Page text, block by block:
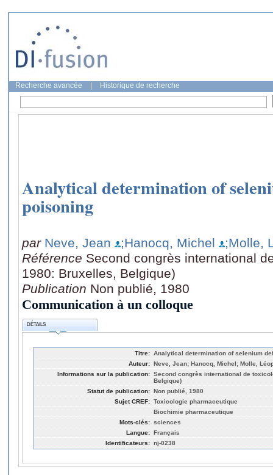
Recherche avancée Historique de recherche
Analytical determination of
poisoning
par Neve, Jean ;Hanocq, Michel
;Molle,
Référence Second congrès international
1980: Bruxelles, Belgique)
Publication Non publié, 1980
Communication à un colloque
DÉTAILS
Titre: Analytical determination of selenium
Auteur: Neve, Jean; Hanocq, Michel; Molle,
Informations sur la publication: Second congrès international de
Belgique)
Statut de publication: Non publié, 1980
Sujet CREF: Toxicologie pharmaceutique
Biochimie pharmaceutique
Mots-clés: sciences
Langue: Français
Identificateurs: nj-0238